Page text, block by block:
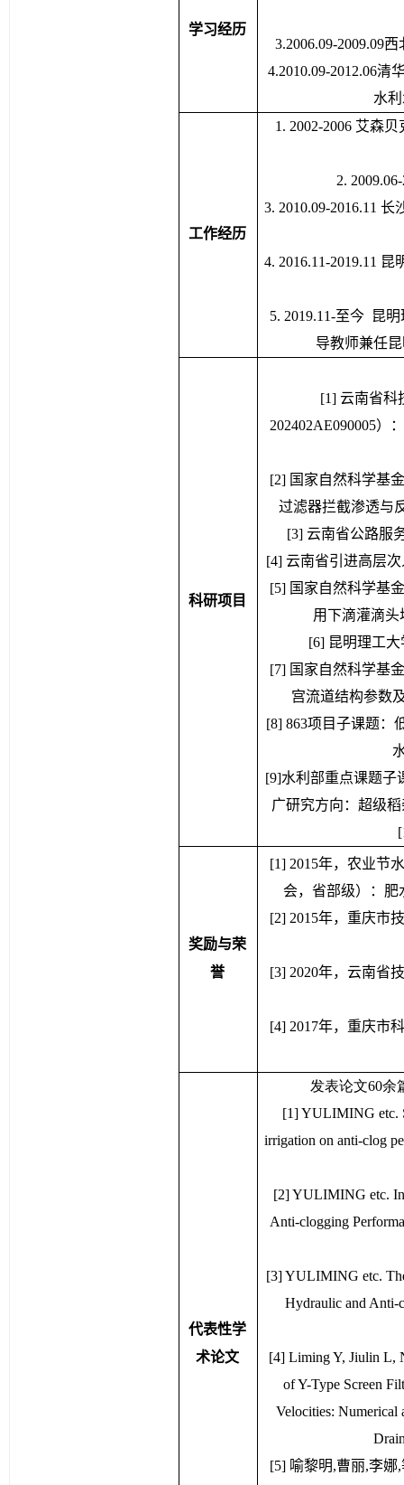
学习经历
3.2006.09-2009.09
4.2010.09-2012.06
水
工作经历
1. 2002-2006 艾森
2.
3. 2010.09-2016.11
4. 2016.11-2019.11
5. 2019.11-至今  昆
导教师兼任
科研项目
[1] 云南省科
202402AE090005）
[2] 国家自然科学基
过滤器拦截渗透与
[3] 云南省公路服
[4] 云南省引进高层
[5] 国家自然科学基
用下滴灌滴头
[6] 昆明理工大
[7] 国家自然科学基
宫流道结构参数
[8] 863项目子课题：
[9]水利部重点课题子
广研究方向：超级
奖励与荣
誉
[1] 2015年，农业节
会，省部级）：
[2] 2015年，重庆市
[3] 2020年，云南省
[4] 2017年，重庆市
代表性学
术论文
发表论文60余
[1] YULIMING etc.
irrigation on anti-clog
[2] YULIMING etc.
Anti-clogging
[3] YULIMING etc.
Hydraulic and Anti-
[4] Liming Y, Jiulin L,
of Y-Type Screen
Velocities: Numerical
[5] 喻黎明,曹丽,李